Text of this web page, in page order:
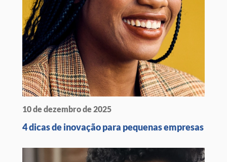
10 de dezembro de 2025
4 dicas de inovação para pequenas empresas